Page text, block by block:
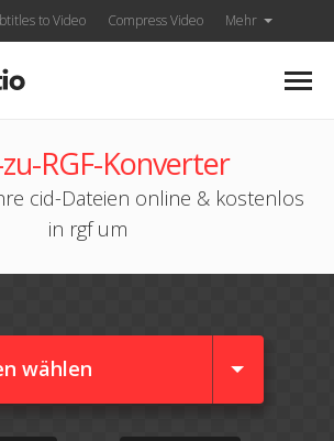
to Video Compress Video Mehr
RGF-Konverter
cid-Dateien online & kostenlos
in rgf um
wählen